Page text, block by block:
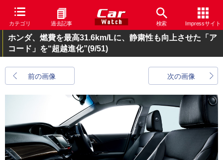
カテゴリ 過去記事 検索 Impressサイト
ホンダ、燃費を最高31.6km/Lに、静粛性も向上させた「ア
コード」を“超越進化”(9/51)
前の画像 次の画像